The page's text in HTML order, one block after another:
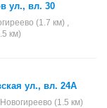
ул., вл. 30
(1.7 км) ,
км)
ул., вл. 24А
(1.5 км)